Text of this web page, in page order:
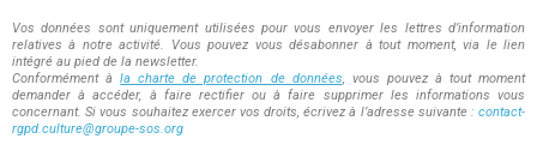
Vos données sont uniquement utilisées pour vous envoyer les lettres d’information
relatives à notre activité. Vous pouvez vous désabonner à tout moment, via le lien
intégré au pied de la newsletter.
Conformément àla charte de protection de données, vous pouvez à tout moment
demander à accéder, à faire rectifier ou à faire supprimer les informations vous
concernant. Si vous souhaitez exercer vos droits, écrivez à l’adresse suivante : contact-
rgpd.culture@groupe-sos.org